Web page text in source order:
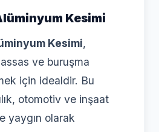
Kesimi
Kesimi,
ve buruşma
için idealdir. Bu
otomotiv ve inşaat
yaygın olarak